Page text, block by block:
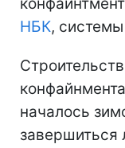
НБК,
началось
завершиться